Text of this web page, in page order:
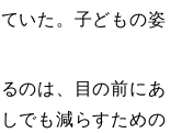
いた。子どもの姿
のは、目の前にあ
でも減らすための